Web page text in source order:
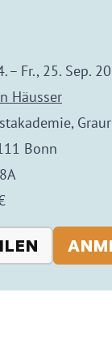
– Fr., 25. Sep.
Häusser
Bonn
8A